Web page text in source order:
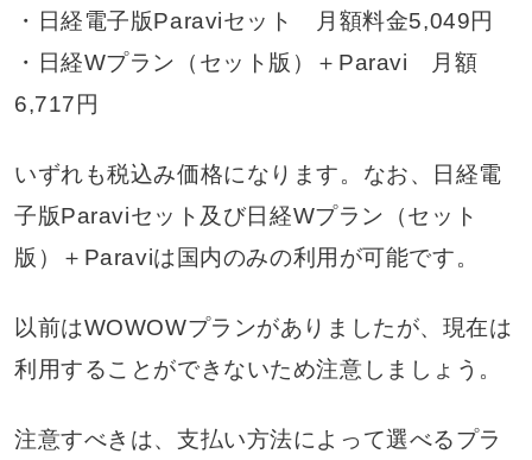
・日経電子版Paraviセット 月額料金5,049円
・日経Wプラン（セット版）＋Paravi 月額
6,717円
いずれも税込み価格になります。なお、日経電
子版Paraviセット及び日経Wプラン（セット
版）＋Paraviは国内のみの利用が可能です。
以前はWOWOWプランがありましたが、現在は
利用することができないため注意しましょう。
注意すべきは、支払い方法によって選べるプラ